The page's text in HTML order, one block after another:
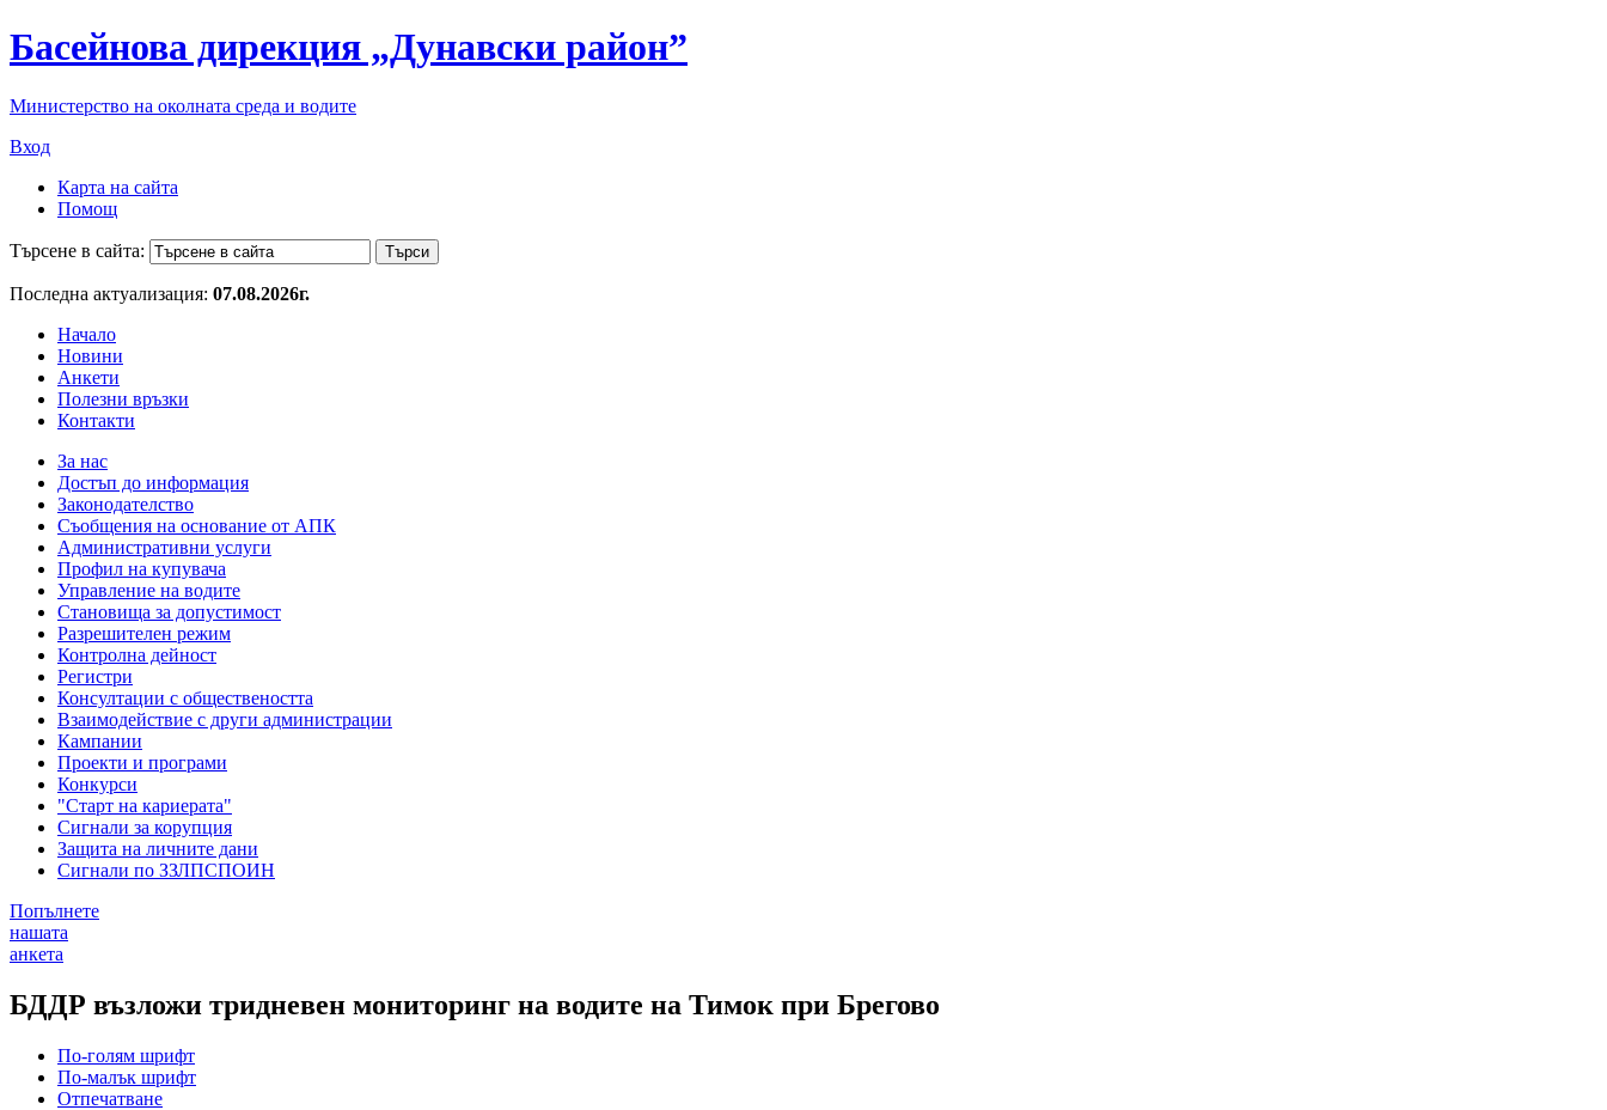
Басейнова дирекция „Дунавски район”
Министерство на околната среда и водите
Вход
Карта на сайта
Помощ
Търсене в сайта:
Последна актуализация: 07.08.2026г.
Начало
Новини
Анкети
Полезни връзки
Контакти
За нас
Достъп до информация
Законодателство
Съобщения на основание от АПК
Административни услуги
Профил на купувача
Управление на водите
Становища за допустимост
Разрешителен режим
Контролна дейност
Регистри
Консултации с обществеността
Взаимодействие с други администрации
Кампании
Проекти и програми
Конкурси
"Старт на кариерата"
Сигнали за корупция
Защита на личните дани
Сигнали по ЗЗЛПСПОИН
Попълнете
нашата
анкета
БДДР възложи тридневен мониторинг на водите на Тимок при Брегово
По-голям шрифт
По-малък шрифт
Отпечатване